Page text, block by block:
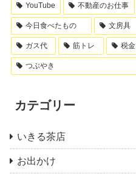
YouTube 不動産のお仕事
今日食べたもの 文房具
ガス代 筋トレ 税金
つぶやき
カテゴリー
いきる茶店
お出かけ